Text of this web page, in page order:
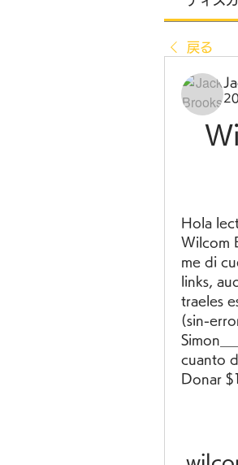
戻る
Hola
Wilcom
me di
links,
traeles
(sin-
cuanto
Donar